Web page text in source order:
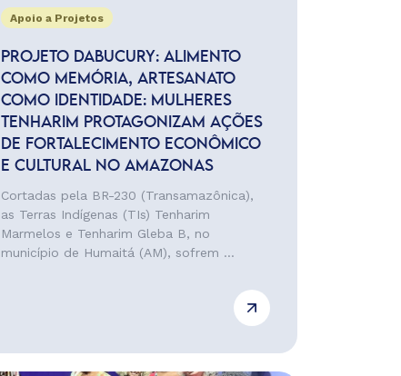
Apoio a Projetos
PROJETO DABUCURY: ALIMENTO
COMO MEMÓRIA, ARTESANATO
COMO IDENTIDADE: MULHERES
TENHARIM PROTAGONIZAM AÇÕES
DE FORTALECIMENTO ECONÔMICO
E CULTURAL NO AMAZONAS
Cortadas pela BR-230 (Transamazônica),
as Terras Indígenas (TIs) Tenharim
Marmelos e Tenharim Gleba B, no
município de Humaitá (AM), sofrem ...